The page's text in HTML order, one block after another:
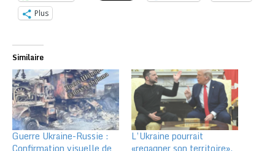
Plus
Similaire
Guerre Ukraine-Russie :
L’Ukraine pourrait